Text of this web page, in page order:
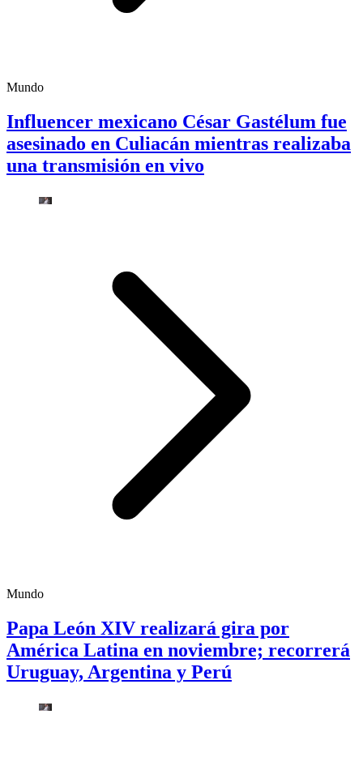
Mundo
Influencer mexicano César Gastélum fue
asesinado en Culiacán mientras realizaba
una transmisión en vivo
Mundo
Papa León XIV realizará gira por
América Latina en noviembre; recorrerá
Uruguay, Argentina y Perú